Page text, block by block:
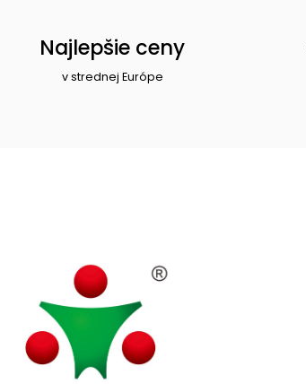
Najlepšie ceny
v strednej Európe